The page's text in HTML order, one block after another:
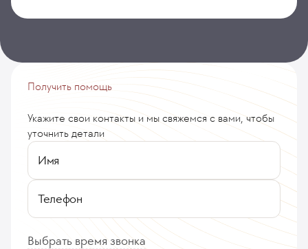
Получить помощь
Укажите свои контакты и мы свяжемся с вами, чтобы
уточнить детали
Имя
Телефон
Выбрать время звонка